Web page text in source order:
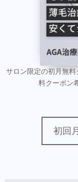
サロン限定の初月無
料クーポン
初回